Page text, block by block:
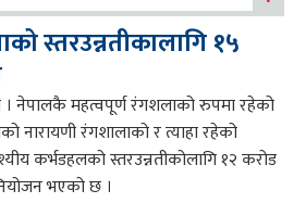
स्तरउन्नतीकालागि १५
नेपालकै महत्वपूर्ण रंगशलाको रुपमा रहेको
नारायणी रंगशालाको र त्याहा रहेको
कर्भडहलको स्तरउन्नतीकोलागि १२ करोड
भएको छ ।